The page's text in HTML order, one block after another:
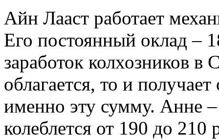
Айн Лааст работает
Его постоянный оклад –
заработок колхозников
облагается, то и
именно эту сумму. Анне –
колеблется от 190 до 210